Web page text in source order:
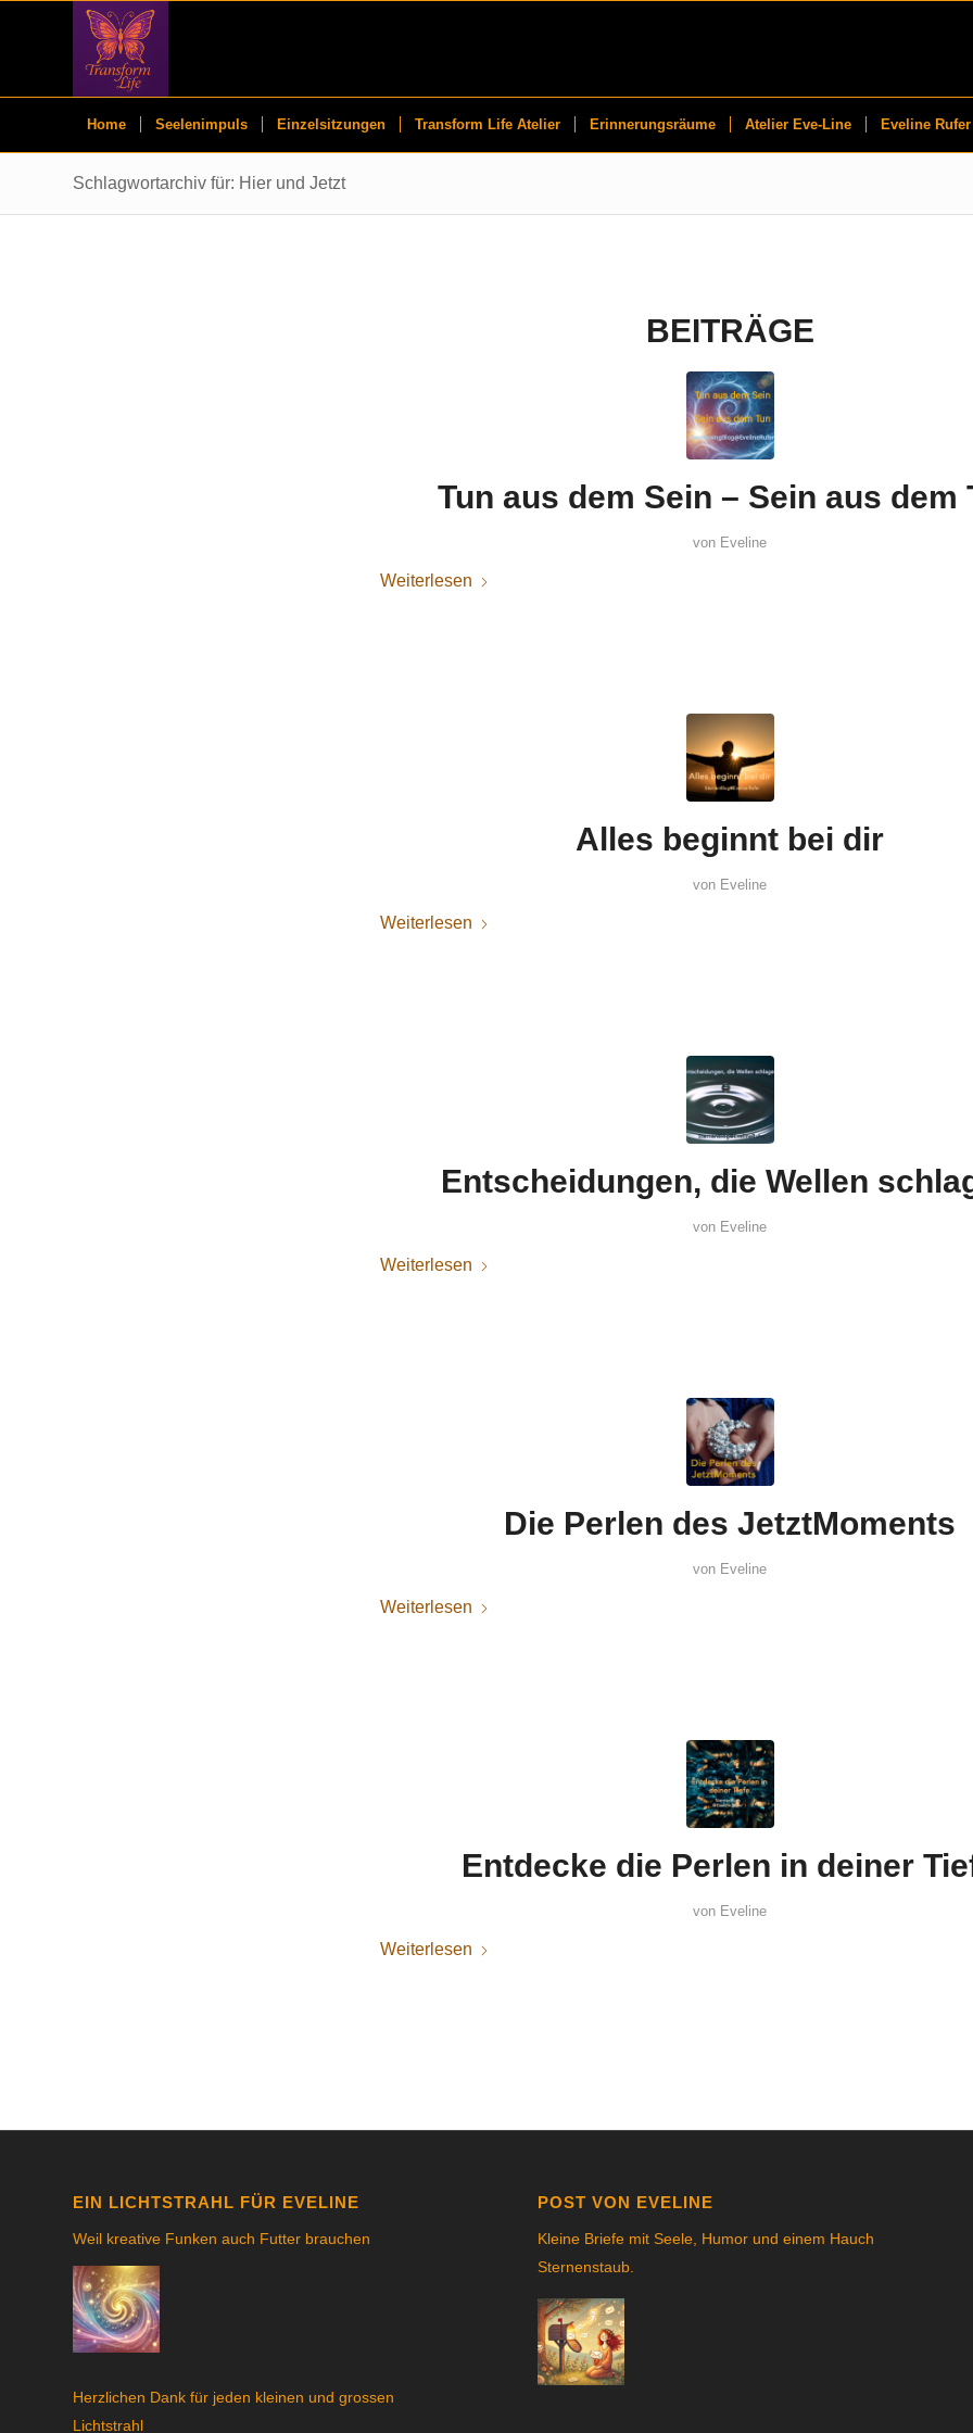
Home Seelenimpuls Einzelsitzungen Transform Life Atelier Erinnerungsräume Atelier Eve-Line Eveline Rufer
Schlagwortarchiv für: Hier und Jetzt
BEITRÄGE
Tun aus dem Sein – Sein aus dem
von Eveline
Weiterlesen
Alles beginnt bei dir
von Eveline
Weiterlesen
Entscheidungen, die Wellen
von Eveline
Weiterlesen
Die Perlen des JetztMoments
von Eveline
Weiterlesen
Entdecke die Perlen in deiner
von Eveline
Weiterlesen
EIN LICHTSTRAHL FÜR EVELINE
Weil kreative Funken auch Futter brauchen
Herzlichen Dank für jeden kleinen und grossen
Lichtstrahl
POST VON EVELINE
Kleine Briefe mit Seele, Humor und einem Hauch
Sternenstaub.